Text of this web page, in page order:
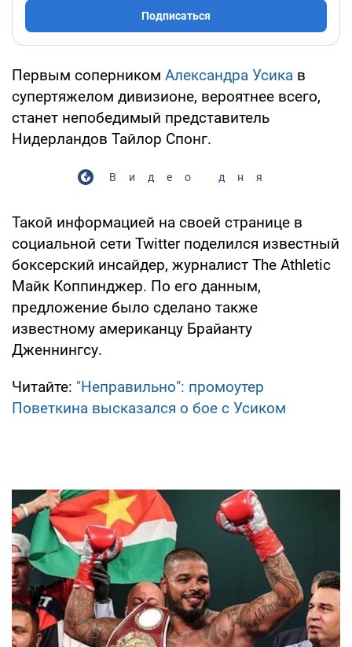
Подписаться
Первым соперником Александра Усика в
супертяжелом дивизионе, вероятнее всего,
станет непобедимый представитель
Нидерландов Тайлор Спонг.
Видео дня
Такой информацией на своей странице в
социальной сети Twitter поделился известный
боксерский инсайдер, журналист The Athletic
Майк Коппинджер. По его данным,
предложение было сделано также
известному американцу Брайанту
Дженнингсу.
Читайте: "Неправильно": промоутер
Поветкина высказался о бое с Усиком